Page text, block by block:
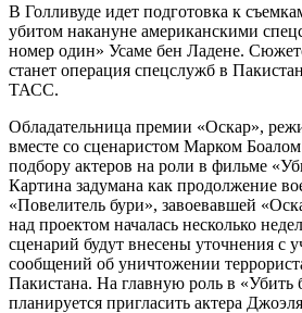
В Голливуде идет подготовка к
убитом накануне американскими
номер один» Усаме бен Ладене.
станет операция спецслужб в
ТАСС.
Обладательница премии «Оскар»,
вместе со сценаристом Марком
подбору актеров на роли в фильме
Картина задумана как продолжение
«Повелитель бури», завоевавшей
над проектом началась несколько
сценарий будут внесены уточнения с
сообщений об уничтожении
Пакистана. На главную роль в «Убить
планируется пригласить актера